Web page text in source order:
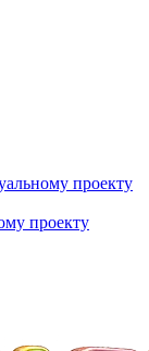
проекту
проекту